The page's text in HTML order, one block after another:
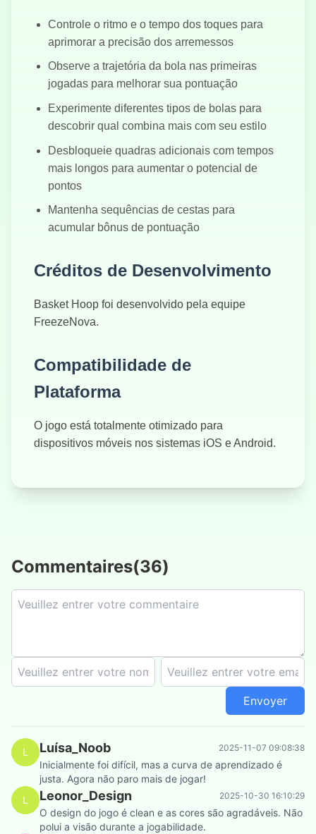
Controle o ritmo e o tempo dos toques para
aprimorar a precisão dos arremessos
Observe a trajetória da bola nas primeiras
jogadas para melhorar sua pontuação
Experimente diferentes tipos de bolas para
descobrir qual combina mais com seu estilo
Desbloqueie quadras adicionais com tempos
mais longos para aumentar o potencial de
pontos
Mantenha sequências de cestas para
acumular bônus de pontuação
Créditos de Desenvolvimento
Basket Hoop foi desenvolvido pela equipe
FreezeNova.
Compatibilidade de
Plataforma
O jogo está totalmente otimizado para
dispositivos móveis nos sistemas iOS e Android.
Commentaires(36)
Envoyer
L Luísa_Noob 2025-11-07 09:08:38
Inicialmente foi difícil, mas a curva de aprendizado é
justa. Agora não paro mais de jogar!
L
Leonor_Design 2025-10-30 16:10:29
O design do jogo é clean e as cores são agradáveis. Não
polui a visão durante a jogabilidade.